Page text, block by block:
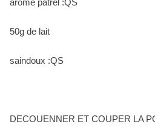
50g de lait
saindoux :QS
DECOUENNER ET COUPER LA